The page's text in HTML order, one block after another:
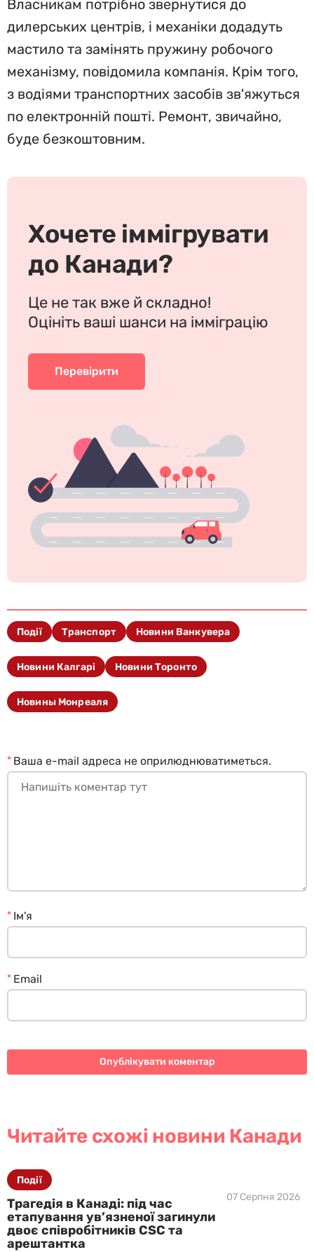
Власникам потрібно звернутися до
дилерських центрів, і механіки додадуть
мастило та замінять пружину робочого
механізму, повідомила компанія. Крім того,
з водіями транспортних засобів зв'яжуться
по електронній пошті. Ремонт, звичайно,
буде безкоштовним.
Хочете іммігрувати
до Канади?
Це не так вже й складно!
Оцініть ваші шанси на імміграцію
Перевірити
Події Транспорт Новини Ванкувера
Новини Калгарі Новини Торонто
Новины Монреаля
Ваша e-mail адреса не оприлюднюватиметься.
*
Ім'я
*
Email
*
Читайте схожі новини Канади
Трагедія в Канаді: під час
етапування ув’язненої загинули
двоє співробітників CSC та
арештантка
07 Серпня 2026
Події